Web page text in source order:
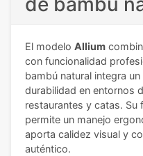
El modelo Allium
con funcionalidad
bambú natural integra
durabilidad en entornos
restaurantes y catas. Su
permite un manejo
aporta calidez visual y
auténtico.